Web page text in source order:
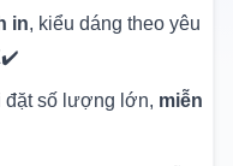
in, kiểu dáng theo yêu
đặt số lượng lớn, miễn